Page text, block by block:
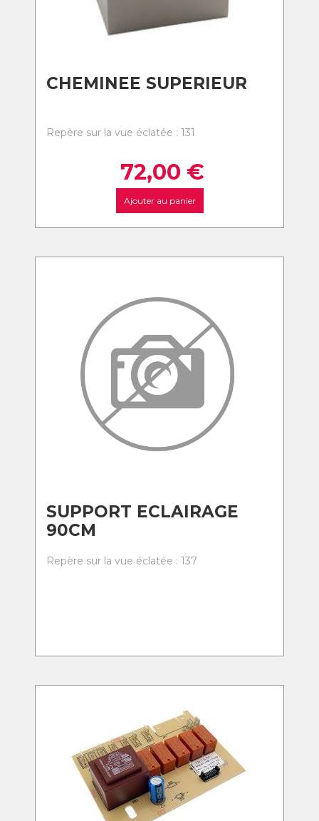
CHEMINEE SUPERIEUR
Repère sur la vue éclatée : 131
72,00 €
Ajouter au panier
SUPPORT ECLAIRAGE
90CM
Repère sur la vue éclatée : 137